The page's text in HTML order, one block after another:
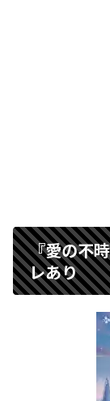
『愛の不
レあり